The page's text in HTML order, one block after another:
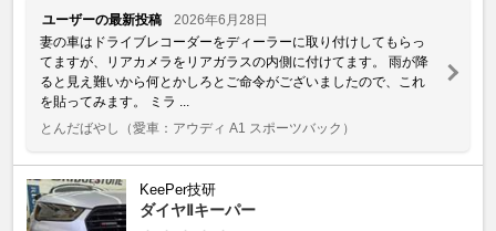
ユーザーの最新投稿
2026年6月28日
妻の車はドライブレコーダーをディーラーに取り付けしてもらっ
てますが、リアカメラをリアガラスの内側に付けてます。 雨が降
ると見え難いから何とかしろとご命令がございましたので、これ
を貼ってみます。 ミラ ...
とんだばやし
（愛車：アウディ A1 スポーツバック）
KeePer技研
ダイヤⅡキーパー